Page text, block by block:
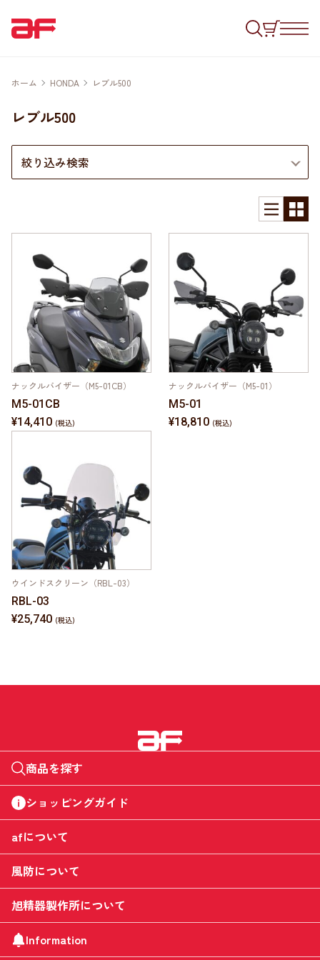
ホーム HONDA レブル500
レブル500
絞り込み検索
ナックルバイザー（M5-01CB）
M5-01CB
¥14,410
ナックルバイザー（M5-01）
M5-01
¥18,810
ウインドスクリーン（RBL-03）
RBL-03
¥25,740
商品を探す
ショッピングガイド
afについて
風防について
旭精器製作所について
Information